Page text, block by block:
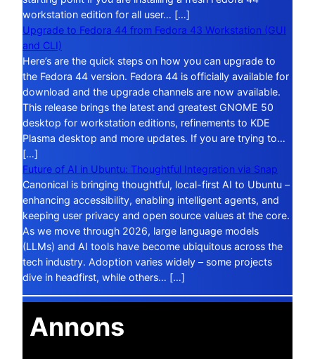
workstation edition for all user… […]
Upgrade to Fedora 44 from Fedora 43 Workstation (GUI
and CLI)
Here’s are the quick steps on how you can upgrade to
the Fedora 44 version. Fedora 44 is officially available for
download and the upgrade channels are now available.
This release brings the latest and greatest GNOME 50
desktop for workstation editions, refinements to KDE
Plasma desktop and more updates. If you are trying to…
[…]
Future of AI in Ubuntu: Thoughtful Integration via Snap
Canonical is bringing thoughtful, local-first AI to Ubuntu –
enhancing accessibility, enabling intelligent agents, and
keeping user privacy and open source values at the core.
As we move through 2026, large language models
(LLMs) and AI tools have become ubiquitous across the
tech industry. Adoption varies widely – some projects
dive in headfirst, while others… […]
Annons